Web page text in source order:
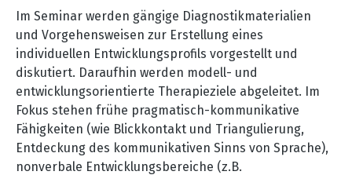
Im Seminar werden gängige Diagnostikmaterialien
und Vorgehensweisen zur Erstellung eines
individuellen Entwicklungsprofils vorgestellt und
diskutiert. Daraufhin werden modell- und
entwicklungsorientierte Therapieziele abgeleitet. Im
Fokus stehen frühe pragmatisch-kommunikative
Fähigkeiten (wie Blickkontakt und Triangulierung,
Entdeckung des kommunikativen Sinns von Sprache),
nonverbale Entwicklungsbereiche (z.B.